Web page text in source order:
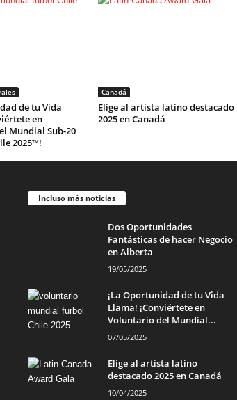
de tu Vida
en
Mundial Sub-20
2025™!
Canadá
Elige al artista latino destacado
2025 en Canadá
Incluso más noticias
Dos Oportunidades
Fantásticas de hacer Negocio
en Alberta
19/05/2025
¡La Oportunidad de tu Vida
Llama! ¡Conviértete en
Voluntario del Mundial...
07/05/2025
Elige al artista latino
destacado 2025 en Canadá
10/04/2025